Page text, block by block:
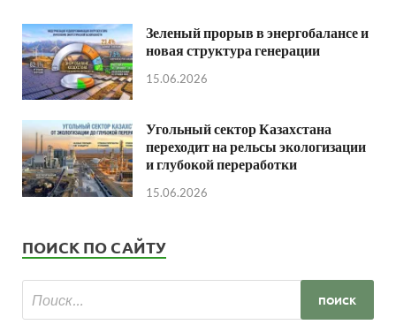
Зеленый прорыв в энергобалансе и
новая структура генерации
15.06.2026
Угольный сектор Казахстана
переходит на рельсы экологизации
и глубокой переработки
15.06.2026
ПОИСК ПО САЙТУ